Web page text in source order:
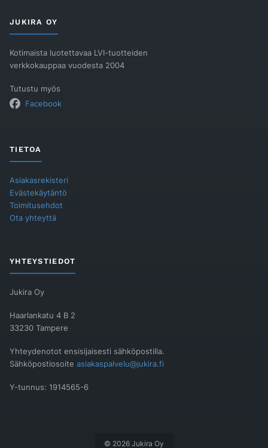
JUKIRA OY
Kotimaista luotettavaa LVI-tuotteiden
verkkokauppaa vuodesta 2004
Tutustu myös
Facebook
TIETOA
Asiakasrekisteri
Evästekäytäntö
Toimitusehdot
Ota yhteyttä
YHTEYSTIEDOT
Jukira Oy
Haarlankatu 4 B 2
33230 Tampere
Yhteydenotot ensisijaisesti sähköpostilla.
Sähköpostiosoite asiakaspalvelu@jukira.fi
Y-tunnus: 1914565-6
© 2026 Jukira Oy